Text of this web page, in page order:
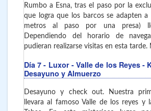
Rumbo a Esna, tras el paso por la
que logra que los barcos se adapten
metros al paso por una presa)
Dependiendo del horario de
pudieran realizarse visitas en esta
Día 7 - Luxor - Valle de los Reyes -
Desayuno y Almuerzo
Desayuno y check out. Nuestra
llevara al famoso Valle de los reyes y